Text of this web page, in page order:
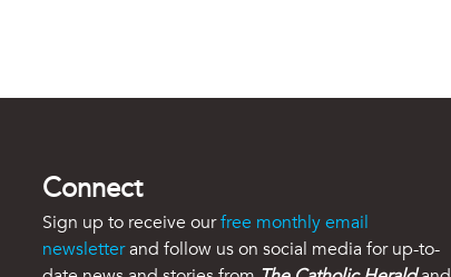
Connect
Sign up to receive ourfree monthly email
newsletterand follow us on social media for up-to-